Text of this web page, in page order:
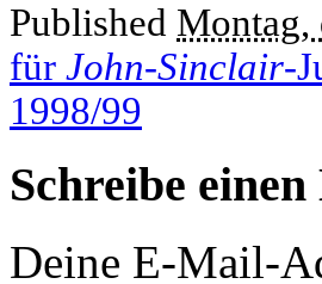
Published Montag,
für John-Sinclair-
1998/99
Schreibe
Deine E-Mail-